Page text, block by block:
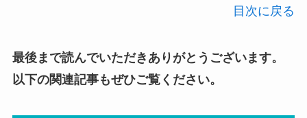
目次に戻る
最後まで読んでいただきありがとうございます。
以下の関連記事もぜひご覧ください。